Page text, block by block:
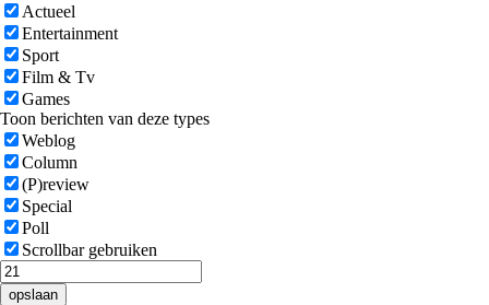
Actueel
Entertainment
Sport
Film & Tv
Games
Toon berichten van deze types
Weblog
Column
(P)review
Special
Poll
Scrollbar gebruiken
opslaan